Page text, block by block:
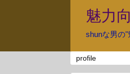
魅力
shunな男の
profile